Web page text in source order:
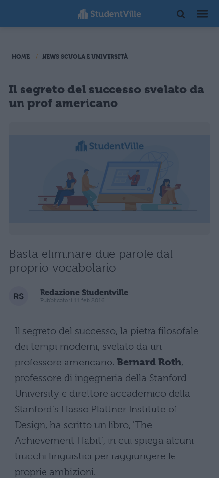
HOME NEWS SCUOLA E UNIVERSITÀ
Il segreto del successo svelato da
un prof americano
Basta eliminare due parole dal
proprio vocabolario
Redazione Studentville
Pubblicato il 11 feb 2016
Il segreto del successo, la pietra filosofale
dei tempi moderni, svelato da un
professore americano. Bernard Roth,
professore di ingegneria della Stanford
University e direttore accademico della
Stanford's Hasso Plattner Institute of
Design, ha scritto un libro, 'The
Achievement Habit', in cui spiega alcuni
trucchi linguistici per raggiungere le
proprie ambizioni.